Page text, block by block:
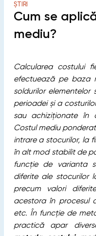
ȘTIRI
Cum se
mediu?
Calcularea costului
efectuează pe baza
soldurilor elementelor
perioadei și a
sau achiziționate în
Costul mediu
intrare a stocurilor, la
în alt mod stabilit de
funcție de varianta
diferite ale stocurilor
precum valori
acestora în procesul
etc. În funcţie de
practică apar